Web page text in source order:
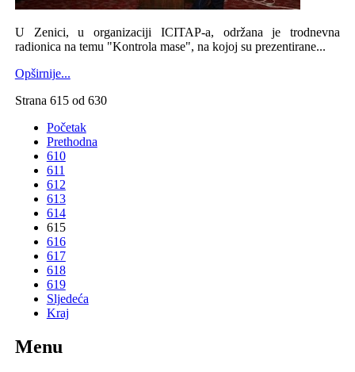
U Zenici, u organizaciji ICITAP-a, održana je trodnevna
radionica na temu "Kontrola mase", na kojoj su prezentirane...
Opširnije...
Strana 615 od 630
Početak
Prethodna
610
611
612
613
614
615
616
617
618
619
Sljedeća
Kraj
Menu